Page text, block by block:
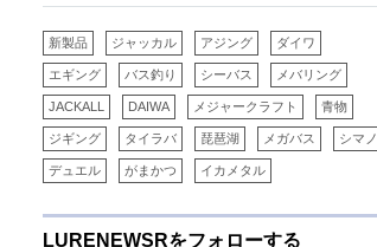
新製品 ジャッカル アジング ダイワ
エギング バス釣り シーバス メバリング
JACKALL DAIWA メジャークラフト 青物
ジギング タイラバ 琵琶湖 メガバス シマノ
デュエル がまかつ イカメタル
LURENEWSRをフォローする